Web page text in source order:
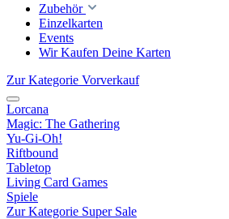
Zubehör
Einzelkarten
Events
Wir Kaufen Deine Karten
Zur Kategorie Vorverkauf
Lorcana
Magic: The Gathering
Yu-Gi-Oh!
Riftbound
Tabletop
Living Card Games
Spiele
Zur Kategorie Super Sale